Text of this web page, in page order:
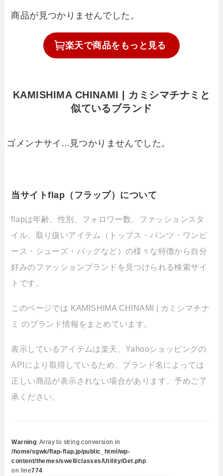
商品が見つかりませんでした。
楽天で商品を もっと見る
KAMISHIMA CHINAMI | カミシマチナミと
似ているブランド
ゴメンナサイ...見つかりませんでした。
当サイトflap（フラップ）について
flapは年齢、性別、フォロワー数、ファッションスタ
イル、取り扱いアイテム（トップス・パンツ・ワンピ
ース・シューズ・バッグなど）の様々な特徴から自分
好みのファッションブランドを見つけられる検索サイ
トです。
このページでは KAMISHIMA CHINAMI | カミシマチナ
ミ のブランド情報をまとめています。
表示しているアイテムは楽天、Yahooショッピングの
APIにより取得しているため、ブランド名によっては
正しい商品が表示されない場合があります。予めご了
承ください。
Warning: Array to string conversion in
/home/sgwk/flap-flap.jp/public_html/wp-
content/themes/swell/classes/Utility/Get.php
on line774